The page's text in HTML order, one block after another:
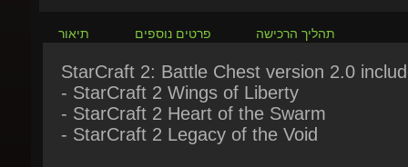
StarCraft 2: Battle Chest version 2.0
- StarCraft 2 Heart of the Swarm
- StarCraft 2 Legacy of the Void
About the game: